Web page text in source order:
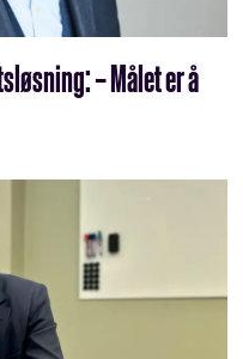
– Målet er å